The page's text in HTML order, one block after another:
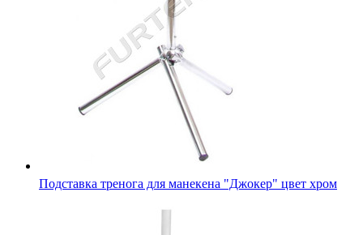
Подставка тренога для манекена "Джокер" цвет хром